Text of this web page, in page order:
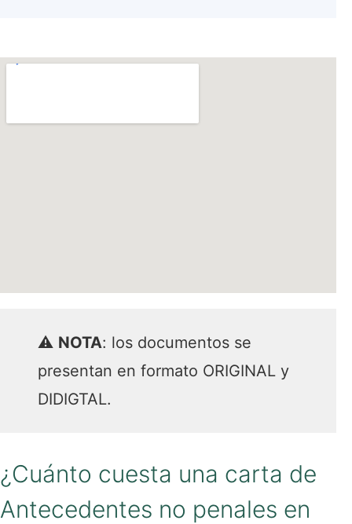
⚠️ NOTA: los documentos se
presentan en formato ORIGINAL y
DIDIGTAL.
¿Cuánto cuesta una carta de
Antecedentes no penales en